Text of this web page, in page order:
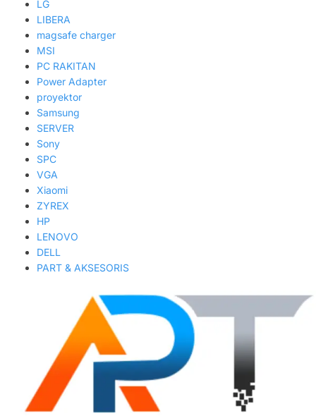
LG
LIBERA
magsafe charger
MSI
PC RAKITAN
Power Adapter
proyektor
Samsung
SERVER
Sony
SPC
VGA
Xiaomi
ZYREX
HP
LENOVO
DELL
PART & AKSESORIS